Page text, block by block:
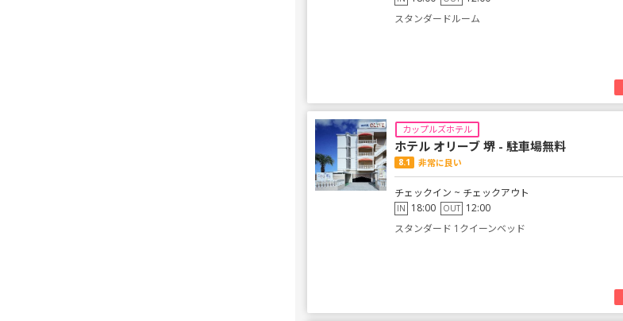
スタンダードルーム
カップルズホテル
ホテル オリーブ 堺 - 駐車場無料
8.1 非常に良い
チェックイン ~ チェックアウト
IN 18:00 OUT 12:00
スタンダード 1クイーンベッド